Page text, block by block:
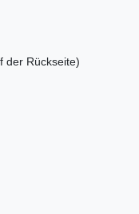
der Rückseite)